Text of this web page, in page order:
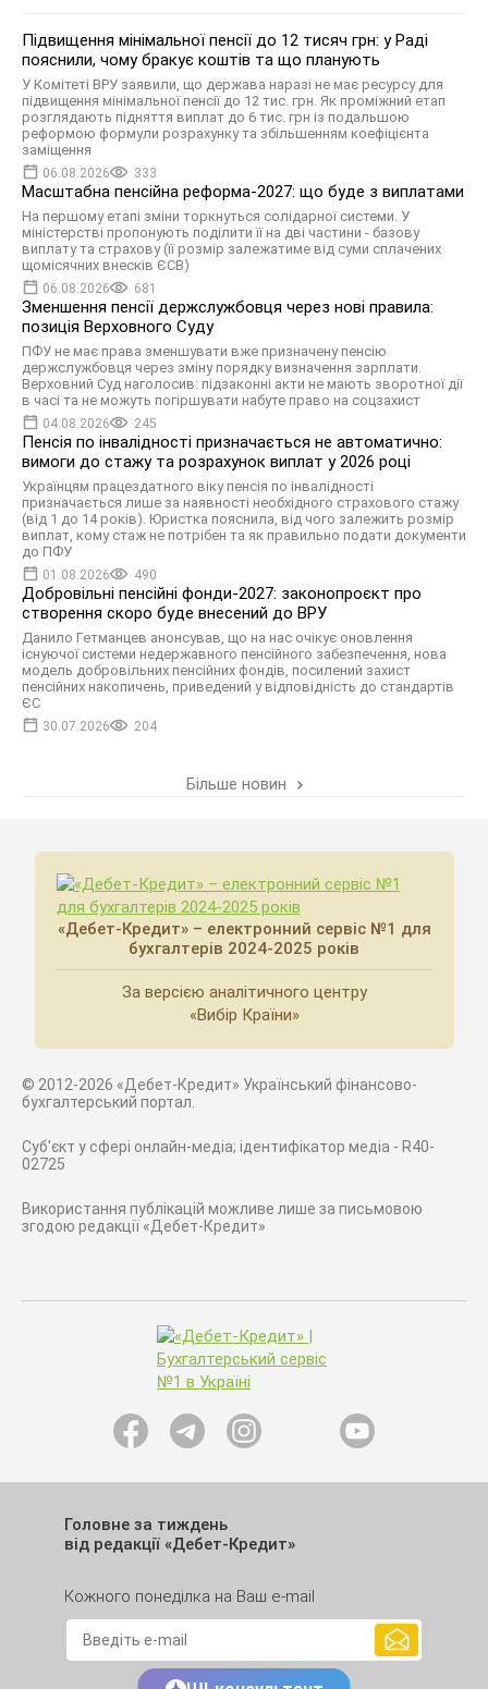
Підвищення мінімальної пенсії до 12 тисяч грн: у Раді
пояснили, чому бракує коштів та що планують
У Комітеті ВРУ заявили, що держава наразі не має ресурсу для
підвищення мінімальної пенсії до 12 тис. грн. Як проміжний етап
розглядають підняття виплат до 6 тис. грн із подальшою
реформою формули розрахунку та збільшенням коефіцієнта
заміщення
06.08.2026 333
Масштабна пенсійна реформа-2027: що буде з виплатами
На першому етапі зміни торкнуться солідарної системи. У
міністерстві пропонують поділити її на дві частини - базову
виплату та страхову (її розмір залежатиме від суми сплачених
щомісячних внесків ЄСВ)
06.08.2026 681
Зменшення пенсії держслужбовця через нові правила:
позиція Верховного Суду
ПФУ не має права зменшувати вже призначену пенсію
держслужбовця через зміну порядку визначення зарплати.
Верховний Суд наголосив: підзаконні акти не мають зворотної дії
в часі та не можуть погіршувати набуте право на соцзахист
04.08.2026 245
Пенсія по інвалідності призначається не автоматично:
вимоги до стажу та розрахунок виплат у 2026 році
Українцям працездатного віку пенсія по інвалідності
призначається лише за наявності необхідного страхового стажу
(від 1 до 14 років). Юристка пояснила, від чого залежить розмір
виплат, кому стаж не потрібен та як правильно подати документи
до ПФУ
01.08.2026 490
Добровільні пенсійні фонди-2027: законопроєкт про
створення скоро буде внесений до ВРУ
Данило Гетманцев анонсував, що на нас очікує оновлення
існуючої системи недержавного пенсійного забезпечення, нова
модель добровільних пенсійних фондів, посилений захист
пенсійних накопичень, приведений у відповідність до стандартів
ЄС
30.07.2026 204
Більше новин
«Дебет-Кредит» – електронний сервіс №1 для
бухгалтерів 2024-2025 років
За версією аналітичного центру
«Вибір Країни»
© 2012-2026 «Дебет-Кредит» Український фінансово-
бухгалтерський портал.
Суб'єкт у сфері онлайн-медіа; ідентифікатор медіа - R40-
02725
Використання публікацій можливе лише за письмовою
згодою редакції «Дебет-Кредит»
Головне за тиждень
від редакції «Дебет-Кредит»
Кожного понеділка на Ваш e-mail